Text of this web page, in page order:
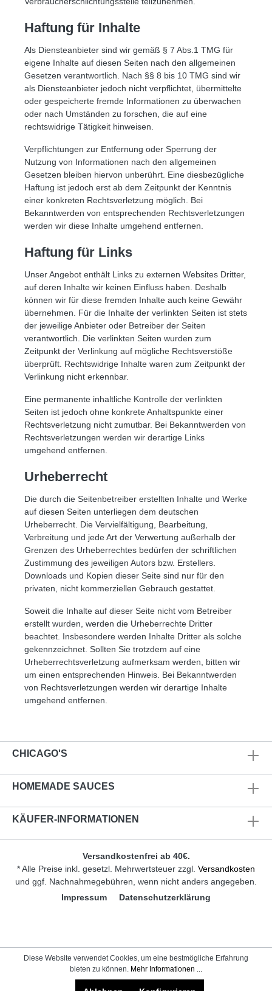
Haftung für Inhalte
Als Diensteanbieter sind wir gemäß § 7 Abs.1 TMG für
eigene Inhalte auf diesen Seiten nach den allgemeinen
Gesetzen verantwortlich. Nach §§ 8 bis 10 TMG sind wir
als Diensteanbieter jedoch nicht verpflichtet, übermittelte
oder gespeicherte fremde Informationen zu überwachen
oder nach Umständen zu forschen, die auf eine
rechtswidrige Tätigkeit hinweisen.
Verpflichtungen zur Entfernung oder Sperrung der
Nutzung von Informationen nach den allgemeinen
Gesetzen bleiben hiervon unberührt. Eine diesbezügliche
Haftung ist jedoch erst ab dem Zeitpunkt der Kenntnis
einer konkreten Rechtsverletzung möglich. Bei
Bekanntwerden von entsprechenden Rechtsverletzungen
werden wir diese Inhalte umgehend entfernen.
Haftung für Links
Unser Angebot enthält Links zu externen Websites Dritter,
auf deren Inhalte wir keinen Einfluss haben. Deshalb
können wir für diese fremden Inhalte auch keine Gewähr
übernehmen. Für die Inhalte der verlinkten Seiten ist stets
der jeweilige Anbieter oder Betreiber der Seiten
verantwortlich. Die verlinkten Seiten wurden zum
Zeitpunkt der Verlinkung auf mögliche Rechtsverstöße
überprüft. Rechtswidrige Inhalte waren zum Zeitpunkt der
Verlinkung nicht erkennbar.
Eine permanente inhaltliche Kontrolle der verlinkten
Seiten ist jedoch ohne konkrete Anhaltspunkte einer
Rechtsverletzung nicht zumutbar. Bei Bekanntwerden von
Rechtsverletzungen werden wir derartige Links
umgehend entfernen.
Urheberrecht
Die durch die Seitenbetreiber erstellten Inhalte und Werke
auf diesen Seiten unterliegen dem deutschen
Urheberrecht. Die Vervielfältigung, Bearbeitung,
Verbreitung und jede Art der Verwertung außerhalb der
Grenzen des Urheberrechtes bedürfen der schriftlichen
Zustimmung des jeweiligen Autors bzw. Erstellers.
Downloads und Kopien dieser Seite sind nur für den
privaten, nicht kommerziellen Gebrauch gestattet.
Soweit die Inhalte auf dieser Seite nicht vom Betreiber
erstellt wurden, werden die Urheberrechte Dritter
beachtet. Insbesondere werden Inhalte Dritter als solche
gekennzeichnet. Sollten Sie trotzdem auf eine
Urheberrechtsverletzung aufmerksam werden, bitten wir
um einen entsprechenden Hinweis. Bei Bekanntwerden
von Rechtsverletzungen werden wir derartige Inhalte
umgehend entfernen.
CHICAGO'S
HOMEMADE SAUCES
KÄUFER-INFORMATIONEN
Versandkostenfrei ab 40€.
* Alle Preise inkl. gesetzl. Mehrwertsteuer zzgl. Versandkosten
und ggf. Nachnahmegebühren, wenn nicht anders angegeben.
Impressum
Datenschutzerklärung
Diese Website verwendet Cookies, um eine bestmögliche Erfahrung
bieten zu können. Mehr Informationen ...